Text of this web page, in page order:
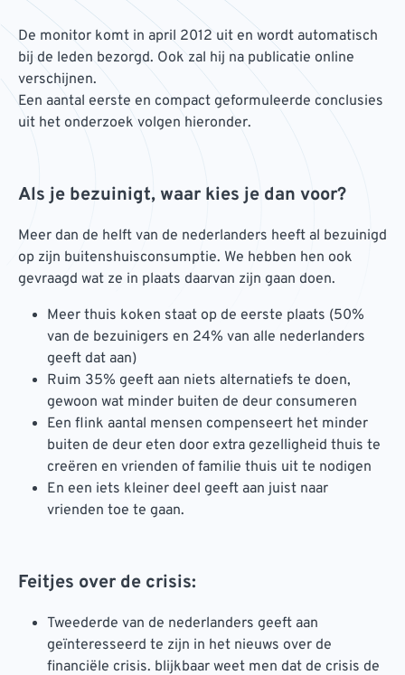
De monitor komt in april 2012 uit en wordt automatisch
bij de leden bezorgd. Ook zal hij na publicatie online
verschijnen.
Een aantal eerste en compact geformuleerde conclusies
uit het onderzoek volgen hieronder.
Als je bezuinigt, waar kies je dan voor?
Meer dan de helft van de nederlanders heeft al bezuinigd
op zijn buitenshuisconsumptie. We hebben hen ook
gevraagd wat ze in plaats daarvan zijn gaan doen.
Meer thuis koken staat op de eerste plaats (50%
van de bezuinigers en 24% van alle nederlanders
geeft dat aan)
Ruim 35% geeft aan niets alternatiefs te doen,
gewoon wat minder buiten de deur consumeren
Een flink aantal mensen compenseert het minder
buiten de deur eten door extra gezelligheid thuis te
creëren en vrienden of familie thuis uit te nodigen
En een iets kleiner deel geeft aan juist naar
vrienden toe te gaan.
Feitjes over de crisis:
Tweederde van de nederlanders geeft aan
geïnteresseerd te zijn in het nieuws over de
financiële crisis. blijkbaar weet men dat de crisis de